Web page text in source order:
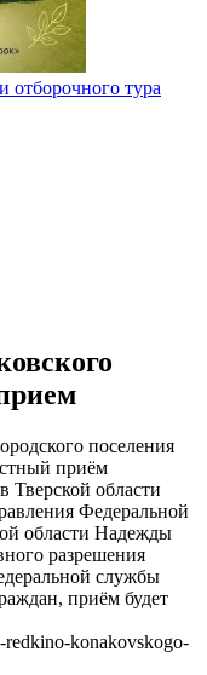
отборочного тура
поселения
приём
Тверской области
Федеральной
области Надежды
разрешения
службы
приём будет
redkino-konakovskogo-